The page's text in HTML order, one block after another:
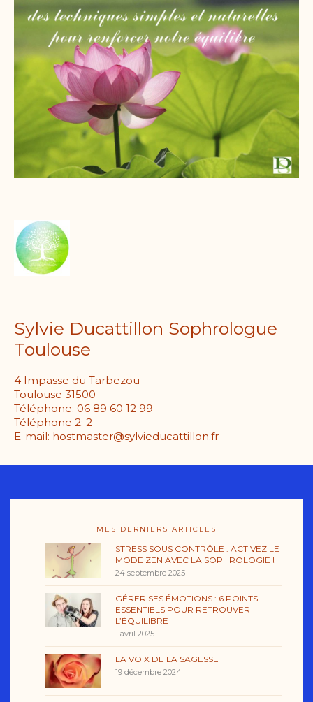
Sylvie Ducattillon Sophrologue
Toulouse
4 Impasse du Tarbezou
Toulouse 31500
Téléphone: 06 89 60 12 99
Téléphone 2: 2
E-mail: hostmaster@sylvieducattillon.fr
MES DERNIERS ARTICLES
STRESS SOUS CONTRÔLE : ACTIVEZ LE
MODE ZEN AVEC LA SOPHROLOGIE !
24 septembre 2025
GÉRER SES ÉMOTIONS : 6 POINTS
ESSENTIELS POUR RETROUVER
L’ÉQUILIBRE
1 avril 2025
LA VOIX DE LA SAGESSE
19 décembre 2024